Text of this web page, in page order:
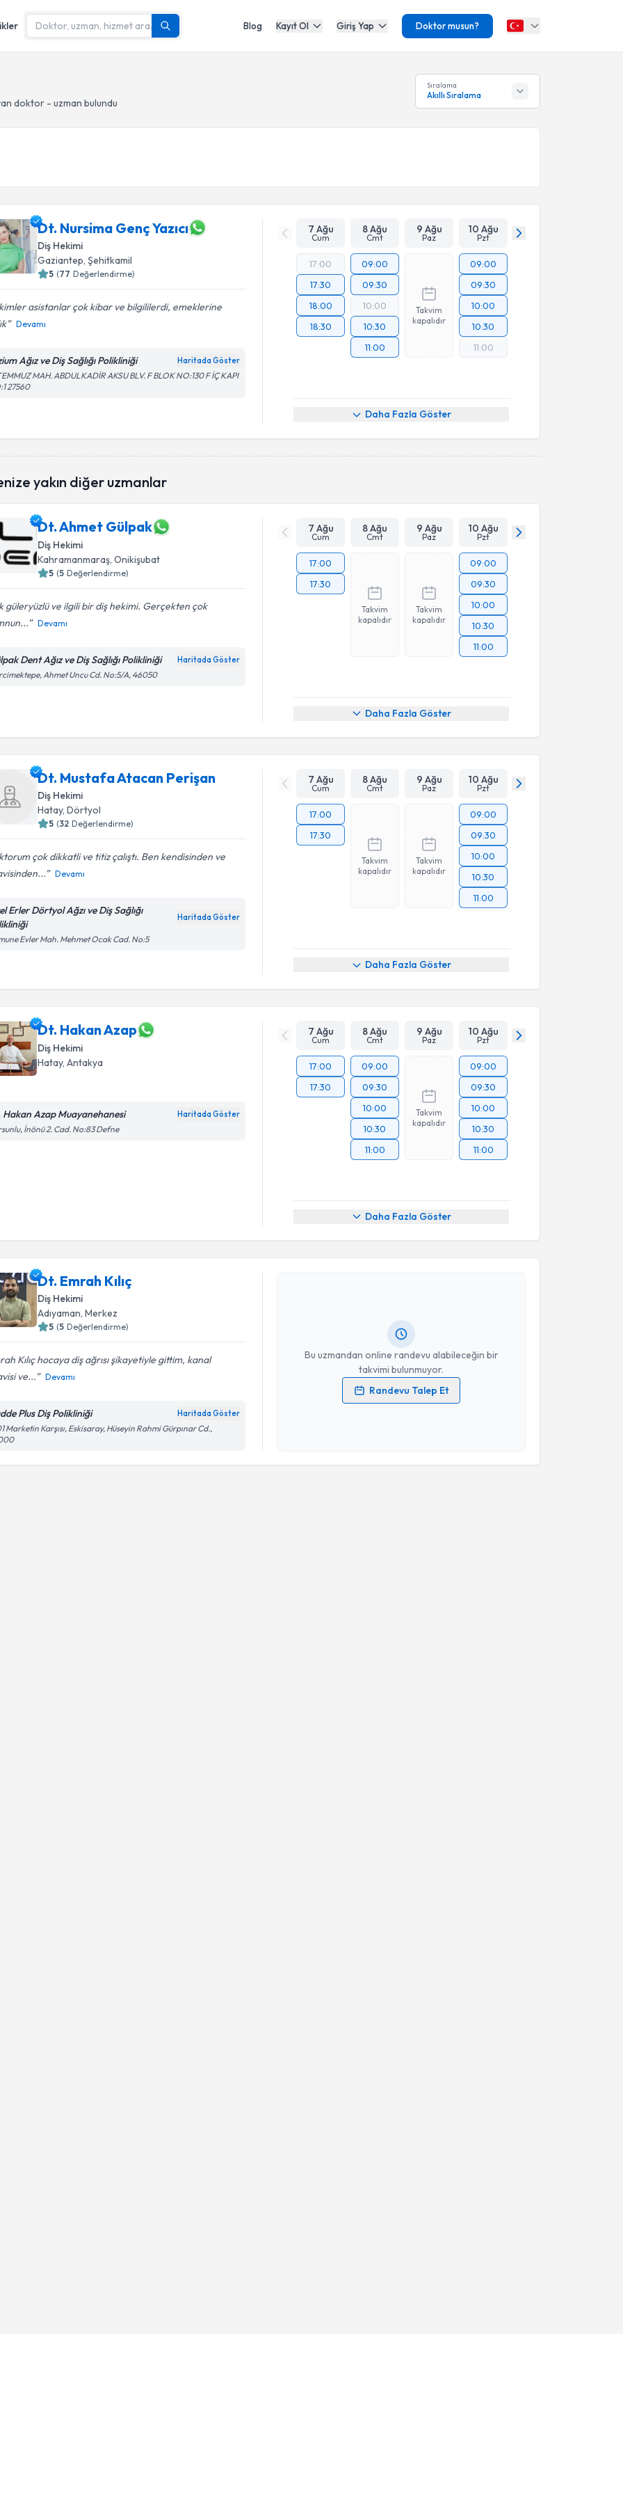
Blog Kayıt Ol Giriş Yap Doktor musun?
doktor - uzman bulundu
Sıralama
Akıllı Sıralama
Dt. Nursima Genç Yazıcı
Diş Hekimi
Gaziantep, Şehitkamil
5 (77 Değerlendirme)
asistanlar çok kibar ve bilgililerdi, emeklerine
Devamı
Ağız ve Diş Sağlığı Polikliniği Haritada Göster
MAH. ABDULKADİR AKSU BLV. F BLOK NO:130 F İÇ KAPI
27560
7 Ağu
Cum
8 Ağu
Cmt
9 Ağu
Paz
10 Ağu
Pzt
17:00
17:30
18:00
18:30
09:00
09:30
10:00
10:30
11:00
Takvim
kapalıdır
09:00
09:30
10:00
10:30
11:00
Daha Fazla Göster
yakın diğer uzmanlar
Dt. Ahmet Gülpak
Diş Hekimi
Kahramanmaraş , Onikişubat
5 (5 Değerlendirme)
güleryüzlü ve ilgili bir diş hekimi. Gerçekten çok
Devamı
Dent Ağız ve Diş Sağlığı Polikliniği Haritada Göster
Ahmet Uncu Cd. No:5/A, 46050
7 Ağu
Cum
8 Ağu
Cmt
9 Ağu
Paz
10 Ağu
Pzt
17:00
17:30
Takvim
kapalıdır
Takvim
kapalıdır
09:00
09:30
10:00
10:30
11:00
Daha Fazla Göster
Dt. Mustafa Atacan Perişan
Diş Hekimi
Hatay, Dörtyol
5 (32 Değerlendirme)
çok dikkatli ve titiz çalıştı. Ben kendisinden ve
Devamı
Erler Dörtyol Ağzı ve Diş Sağlığı
Haritada Göster
Evler Mah. Mehmet Ocak Cad. No:5
7 Ağu
Cum
8 Ağu
Cmt
9 Ağu
Paz
10 Ağu
Pzt
17:00
17:30
Takvim
kapalıdır
Takvim
kapalıdır
09:00
09:30
10:00
10:30
11:00
Daha Fazla Göster
Dt. Hakan Azap
Diş Hekimi
Hatay, Antakya
Hakan Azap Muayanehanesi Haritada Göster
İnönü 2. Cad. No:83 Defne
7 Ağu
Cum
8 Ağu
Cmt
9 Ağu
Paz
10 Ağu
Pzt
17:00
17:30
09:00
09:30
10:00
10:30
11:00
Takvim
kapalıdır
09:00
09:30
10:00
10:30
11:00
Daha Fazla Göster
Dt. Emrah Kılıç
Diş Hekimi
Adıyaman, Merkez
5 (5 Değerlendirme)
Kılıç hocaya diş ağrısı şikayetiyle gittim, kanal
ve...
Devamı
Plus Diş Polikliniği Haritada Göster
Marketin Karşısı, Eskisaray, Hüseyin Rahmi Gürpınar Cd.,
Bu uzmandan online randevu alabileceğin bir
takvimi bulunmuyor.
Randevu Talep Et
Kişisel verilerimin işlenmesine ilişkinAydınlatma Metni